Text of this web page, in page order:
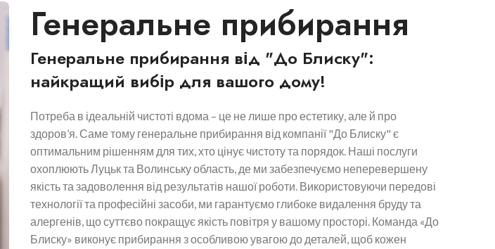
Генеральне прибирання
Генеральне прибирання від "До Блиску":
найкращий вибір для вашого дому!
Потреба в ідеальній чистоті вдома – це не лише про естетику, але й про
здоров’я. Саме тому генеральне прибирання від компанії "До Блиску" є
оптимальним рішенням для тих, хто цінує чистоту та порядок. Наші послуги
охоплюють Луцьк та Волинську область, де ми забезпечуємо неперевершену
якість та задоволення від результатів нашої роботи. Використовуючи передові
технології та професійні засоби, ми гарантуємо глибоке видалення бруду та
алергенів, що суттєво покращує якість повітря у вашому просторі. Команда «До
Блиску» виконує прибирання з особливою увагою до деталей, щоб кожен